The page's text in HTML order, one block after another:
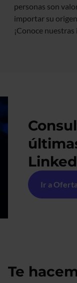
personas son
importar su
¡Conoce
Ir a
Te